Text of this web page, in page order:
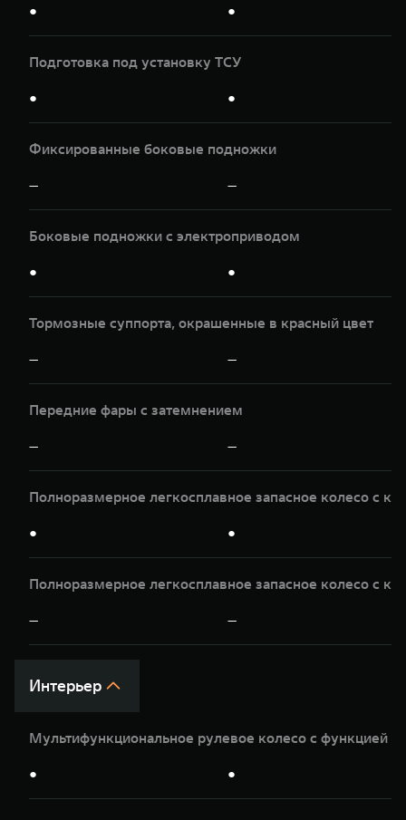
● ●
Подготовка под установку ТСУ
● ●
Фиксированные боковые подножки
— —
Боковые подножки с электроприводом
● ●
Тормозные суппорта, окрашенные в красный цвет
— —
Передние фары с затемнением
— —
Полноразмерное легкосплавное запасное колесо с
● ●
Полноразмерное легкосплавное запасное колесо с
— —
Интерьер
Мультифункциональное рулевое колесо с функцией
● ●